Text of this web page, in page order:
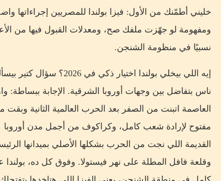
خليني أطمّنك من الأول: فيزا بولندا للمصريين إجراءاتها
ومفهومة لو جهّزت ملفك صح، ومعدلات القبول فيها من
نسبيًا في منظومة الشنجن.
إيه اللي بيخلي بولندا اختيار ذكي في 2026؟ سؤال
ناس بتفاضل بين وجهات أوروبا الشرقية. الإجابة ببساطة:
العاصمة اتبنت من الصفر بعد الحرب العالمية الثانية
مفتوح لإرادة شعب كامل، وكراكوف من أجمل مدن أوروبا
القديمة اللي نجت من الحرب بشكلها الأصلي بميدانها
وقلعة فافل المطلة على نهر فيستولا. وفوق كل ده،